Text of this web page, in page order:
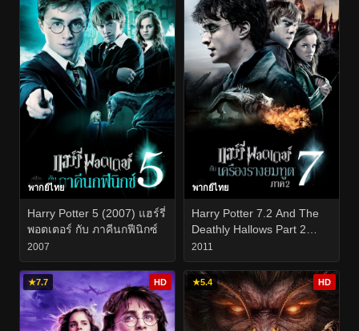
พากย์ไทย
Harry Potter 5 (2007) แฮร์รี่
พอตเตอร์ กับ ภาคีนกฟีนิกซ์
2007
พากย์ไทย
Harry Potter 7.2 And The
Deathly Hallows Part 2
(2011) แฮร์รี่ พอตเตอร์ กับ
เครื่องรางยมทูต ภาค 2
2011
★7.7 HD ★5.4 HD